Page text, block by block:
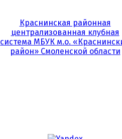
Краснинская районная
централизованная клубная
система МБУК м.о.
район» Смоленской области